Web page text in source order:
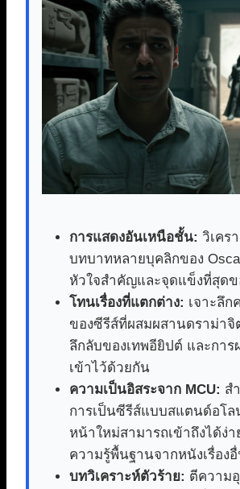
การแสดงอันเหนือชั้น: วิเคร
บทบาทหลายบุคลิกของ
หัวใจสำคัญและจุดแข็งที่สุดข
โทนเรื่องที่แตกต่าง: เจาะลึก
ของซีรีส์ที่ผสมผสานดราม่าจิ
ลึกลับของเทพอียิปต์ และกา
เข้าไว้ด้วยกัน
ความเป็นอิสระจาก MCU: ส
การเป็นซีรีส์แบบสแตนด์อโ
หน้าใหม่สามารถเข้าถึงได้ง่
ความรู้พื้นฐานจากหนังเรื่อง
บทวิเคราะห์ตัวร้าย: ตีความ